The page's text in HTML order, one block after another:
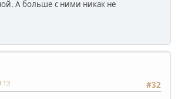
А больше с ними никак не
#32